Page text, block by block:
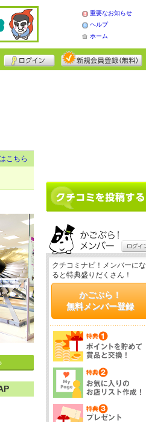
重要なお知らせ
ヘルプ
ホーム
こちら
クチコミナビ！メンバーにな
ると特典盛りだくさん！
かごぶら！
無料メンバー登録